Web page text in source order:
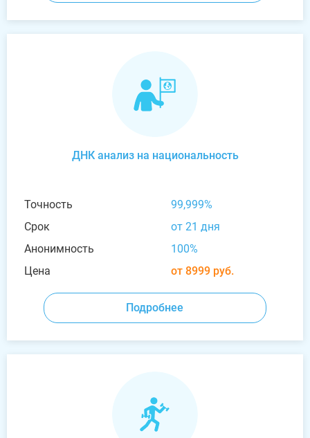
ДНК анализ на национальность
Точность
99,999%
Срок
от 21 дня
Анонимность
100%
Цена
от 8999 руб.
Подробнее